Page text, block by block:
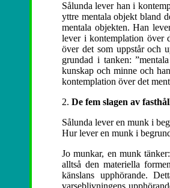
Sålunda lever han i
yttre mentala objekt bland
mentala objekten. Han
lever i kontemplation över
över det som uppstår och
grundad i tanken:
kunskap och minne och
kontemplation över det
2. De fem slagen av
Sålunda lever en munk i
Hur lever en munk i
Jo munkar, en munk
alltså den materiella
känslans upphörande.
varseblivningens